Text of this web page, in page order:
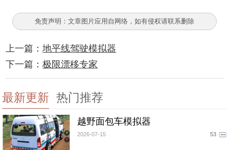
免责声明：文章图片应用自网络，如有侵权请联系删除
上一篇：地平线驾驶模拟器
下一篇：极限漂移专家
最新更新 热门推荐
越野面包车模拟器
2026-07-15 53